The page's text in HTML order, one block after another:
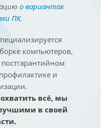
о вариантах
ПК.
компьютеров,
и
всё, мы
в своей